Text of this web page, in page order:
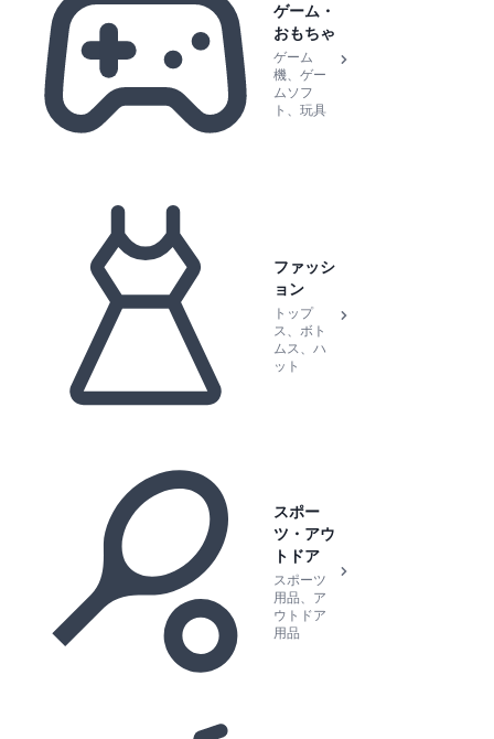
ゲーム・
おもちゃ
ゲーム
機、ゲー
ムソフ
ト、玩具
ファッシ
ョン
トップ
ス、ボト
ムス、ハ
ット
スポー
ツ・アウ
トドア
スポーツ
用品、ア
ウトドア
用品